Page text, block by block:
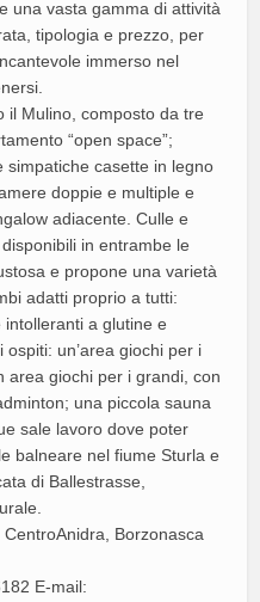
una vasta gamma di attività
tipologia e prezzo, per
immerso nel
il Mulino, composto da tre
“open space”;
simpatiche casette in legno
doppie e multiple e
adiacente. Culle e
in entrambe le
e propone una varietà
adatti proprio a tutti:
a glutine e
ospiti: un’area giochi per i
area giochi per i grandi, con
una piccola sauna
sale lavoro dove poter
balneare nel fiume Sturla e
di Ballestrasse,
Borzonasca
E-mail: